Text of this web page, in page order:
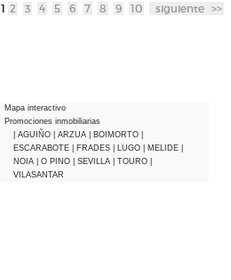
1 2 3 4 5 6 7 8 9 10 siguiente >>
Mapa interactivo
Promociones inmobiliarias
| AGUIÑO
| ARZUA | BOIMORTO
ESCARABOTE
| FRADES | LUGO | MELIDE
NOIA
| O PINO | SEVILLA | TOURO
VILASANTAR